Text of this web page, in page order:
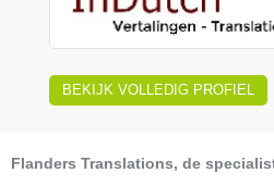
BEKIJK VOLLEDIG PROFIEL
Flanders Translations, de